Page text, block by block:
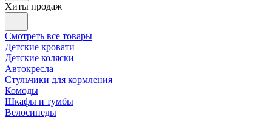
Хиты продаж
Смотреть все товары
Детские кровати
Детские коляски
Автокресла
Стульчики для кормления
Комоды
Шкафы и тумбы
Велосипеды